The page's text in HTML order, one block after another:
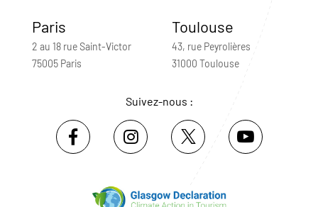
Paris
2 au 18 rue Saint-Victor
75005 Paris
Toulouse
43, rue Peyrolières
31000 Toulouse
Suivez-nous :